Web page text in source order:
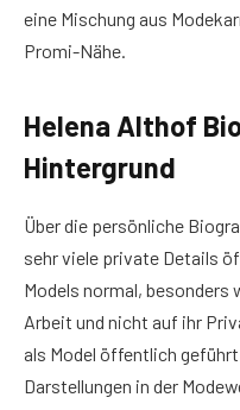
eine Mischung aus
Promi-Nähe.
Helena Althof
Hintergrund
Über die persönliche
sehr viele private Details
Models normal, besonders
Arbeit und nicht auf ihr
als Model öffentlich
Darstellungen in der